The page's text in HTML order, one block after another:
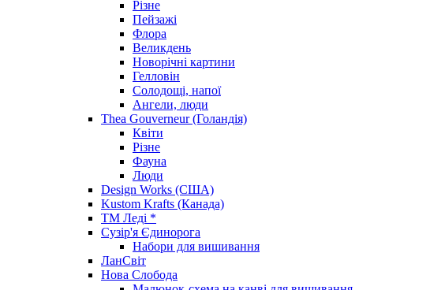
Різне
Пейзажі
Флора
Великдень
Новорічні картини
Гелловін
Солодощі, напої
Ангели, люди
Thea Gouverneur (Голандія)
Квіти
Різне
Фауна
Люди
Design Works (США)
Kustom Krafts (Канада)
ТМ Леді *
Сузір'я Єдинорога
Набори для вишивання
ЛанСвіт
Нова Слобода